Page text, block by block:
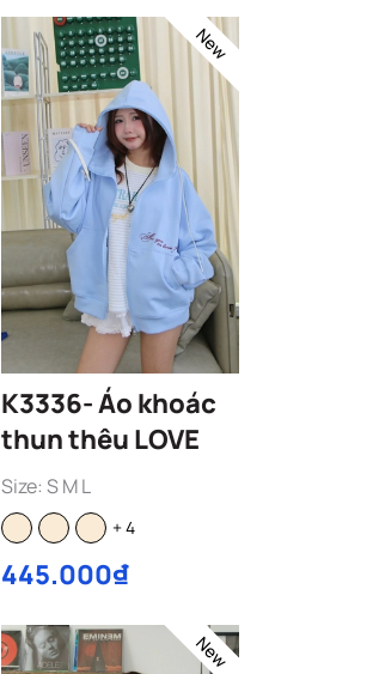
New
K3336- Áo khoác
thun thêu LOVE
Size: S M L
+ 4
445.000₫
New